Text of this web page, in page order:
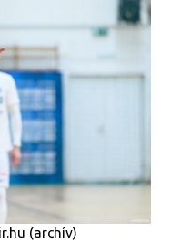
(archív)